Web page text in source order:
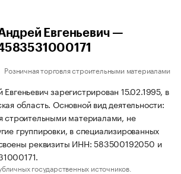
Евгеньевич —
Розничная торговля строительными материалами
зарегистрирован 15.02.1995, в
область. Основной вид деятельности:
строительными материалами, не
группировки, в специализированных
реквизиты ИНН: 583500192050 и
государственных источников.